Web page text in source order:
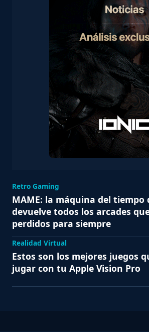
Retro Gaming
MAME: la máquina del tiempo
devuelve todos los arcades
perdidos para siempre
Realidad Virtual
Estos son los mejores juegos
jugar con tu Apple Vision Pro